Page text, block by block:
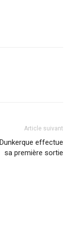
Article suivant
effectue
sa première sortie